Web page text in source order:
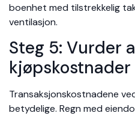
boenhet med tilstrekkelig
ventilasjon.
Steg 5: Vurder
kjøpskostnader
Transaksjonskostnadene
betydelige. Regn med